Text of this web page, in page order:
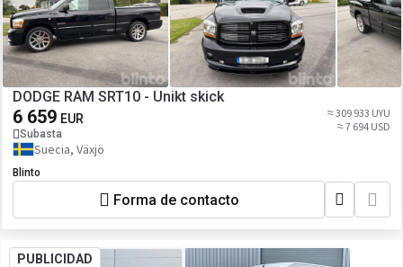
DODGE RAM SRT10 - Unikt skick
6 659 EUR
Subasta
≈ 309 933 UYU
≈ 7 694 USD
Suecia, Växjö
Blinto
Forma de contacto
PUBLICIDAD